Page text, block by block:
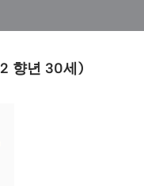
향년 30세)